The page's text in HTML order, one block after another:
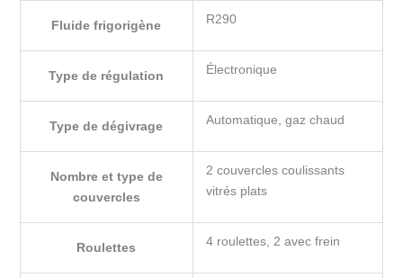
Fluide frigorigène R290
Type de régulation Électronique
Type de dégivrage Automatique, gaz chaud
Nombre et type de
couvercles
2 couvercles coulissants
vitrés plats
Roulettes 4 roulettes, 2 avec frein